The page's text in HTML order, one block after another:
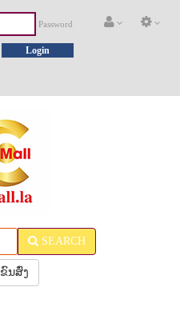
Password
Login
SEARCH
ຂົນສົ່ງ